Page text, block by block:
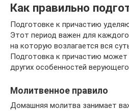
Как правильно
Подготовке к причастию
Этот период важен для
на которую возлагается вся
Подготовка к причастию может
других особенностей
Молитвенное правило
Домашняя молитва занимает